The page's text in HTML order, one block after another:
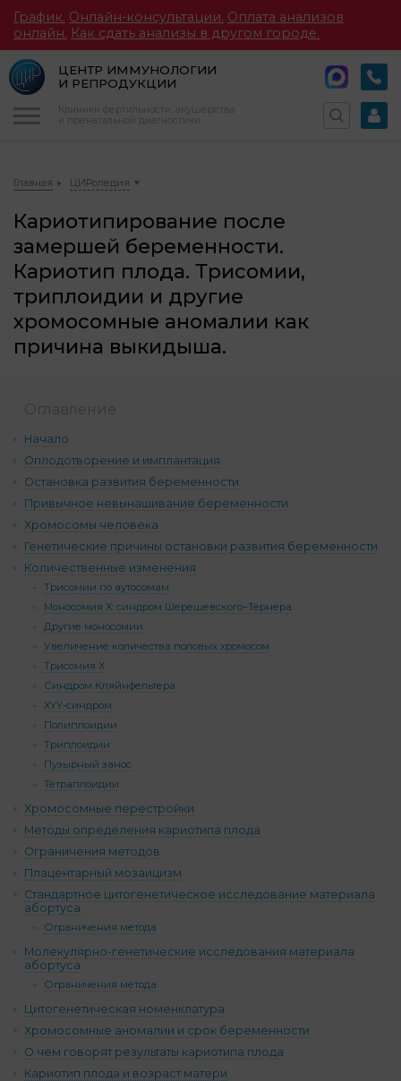
График. Онлайн-консультации. Оплата анализов
онлайн. Как сдать анализы в другом городе.
ЦЕНТР ИММУНОЛОГИИ
И РЕПРОДУКЦИИ
Клиники фертильности, акушерства
и пренатальной диагностики
Главная ЦИРопедия
Кариотипирование после
замершей беременности.
Кариотип плода. Трисомии,
триплоидии и другие
хромосомные аномалии как
причина выкидыша.
Оглавление
Начало
Оплодотворение и имплантация
Остановка развития беременности
Привычное невынашивание беременности
Хромосомы человека
Генетические причины остановки развития беременности
Количественные изменения
Трисомии по аутосомам
Моносомия Х: синдром Шерешевского–Тёрнера
Другие моносомии
Увеличение количества половых хромосом
Трисомия Х
Синдром Кляйнфельтера
XYY-синдром
Полиплоидии
Триплоидии
Пузырный занос
Тетраплоидии
Хромосомные перестройки
Методы определения кариотипа плода
Ограничения методов
Плацентарный мозаицизм
Стандартное цитогенетическое исследование материала
абортуса
Ограничения метода
Молекулярно-генетические исследования материала
абортуса
Ограничения метода
Цитогенетическая номенклатура
Хромосомные аномалии и срок беременности
О чем говорят результаты кариотипа плода
Кариотип плода и возраст матери